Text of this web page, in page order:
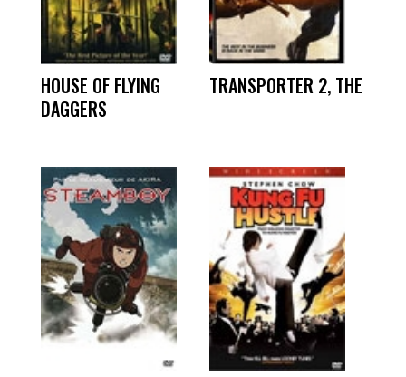
HOUSE OF FLYING
DAGGERS
TRANSPORTER 2, THE